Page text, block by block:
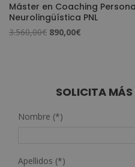
Máster en Coaching
Neurolingüística PNL
3.560,00€ El
3.560,00€.
890,00€
890,00€.
SOLICITA
Nombre (*)
Apellidos (*)